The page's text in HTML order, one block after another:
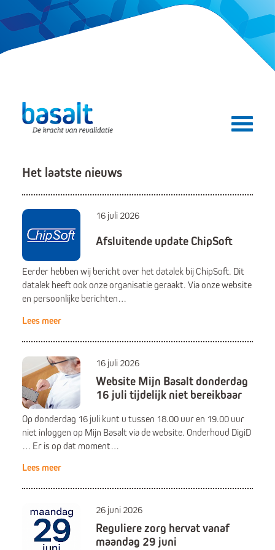
Direct naar de contentDirect naar de navigatie
Het laatste nieuws
16 juli 2026
Afsluitende update ChipSoft
Eerder hebben wij bericht over het datalek bij ChipSoft. Dit
datalek heeft ook onze organisatie geraakt. Via onze website
en persoonlijke berichten…
Lees meer
16 juli 2026
Website Mijn Basalt donderdag
16 juli tijdelijk niet bereikbaar
Op donderdag 16 juli kunt u tussen 18.00 uur en 19.00 uur
niet inloggen op Mijn Basalt via de website. Onderhoud DigiD
… Er is op dat moment…
Lees meer
26 juni 2026
Reguliere zorg hervat vanaf
maandag 29 juni